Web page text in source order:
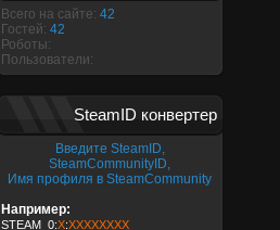
Всего на сайте: 42
Гостей: 42
Роботы:
Пользователи:
SteamID конвертер
Введите SteamID,
SteamCommunityID,
Имя профиля в SteamCommunity
Например:
STEAM_0:X:XXXXXXXX